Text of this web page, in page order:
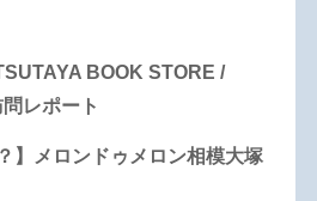
BOOK STORE /
レポート
】メロンドゥメロン相模大塚